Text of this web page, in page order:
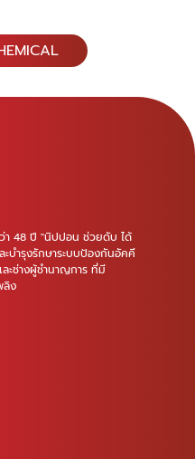
า 48 ปี "นิปปอน ช่วยดับ ได้
บำรุงรักษาระบบป้องกันอัคคี
ะช่างผู้ชำนาญการ ที่มี
ลิง